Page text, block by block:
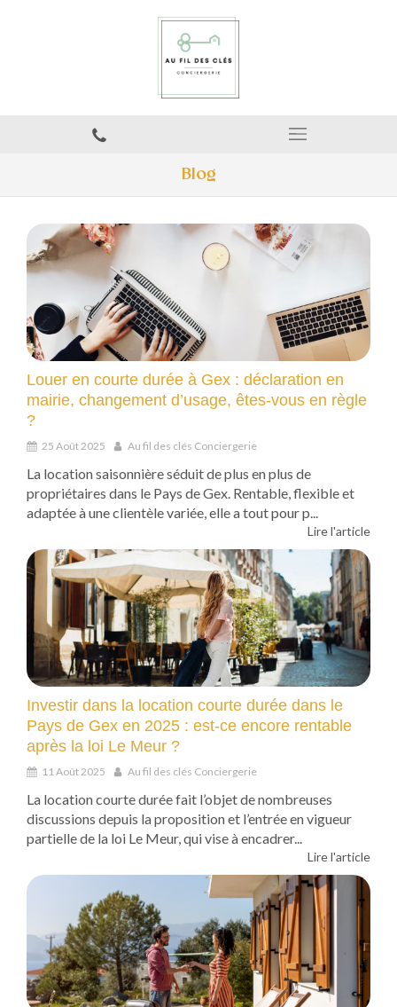
Blog
Louer en courte durée à Gex : déclaration en
mairie, changement d’usage, êtes-vous en règle
?
25 Août 2025 Au fil des clés Conciergerie
La location saisonnière séduit de plus en plus de
propriétaires dans le Pays de Gex. Rentable, flexible et
adaptée à une clientèle variée, elle a tout pour p...
Lire l'article
Investir dans la location courte durée dans le
Pays de Gex en 2025 : est-ce encore rentable
après la loi Le Meur ?
11 Août 2025 Au fil des clés Conciergerie
La location courte durée fait l’objet de nombreuses
discussions depuis la proposition et l’entrée en vigueur
partielle de la loi Le Meur, qui vise à encadrer...
Lire l'article